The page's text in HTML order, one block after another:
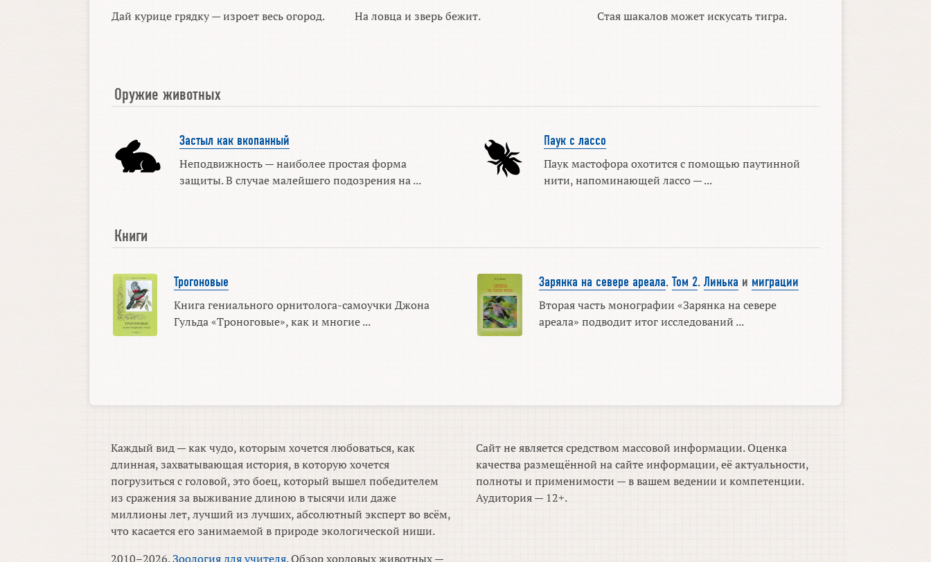
Дай курице грядку — изроет весь огород. На ловца и зверь бежит. Стая шакалов может искусать тигра.
Оружие животных
Застыл как вкопанный
Неподвижность — наиболее простая форма
защиты. В случае малейшего подозрения на ...
Паук с лассо
Паук мастофора охотится с помощью паутинной
нити, напоминающей лассо — ...
Книги
Трогоновые
Книга гениального орнитолога-самоучки Джона
Гульда «Троноговые», как и многие ...
Зарянка на севере ареала. Том 2.Линька и миграции
Вторая часть монографии «Зарянка на севере
ареала» подводит итог исследований ...
Каждый вид — как чудо, которым хочется любоваться, как
длинная, захватывающая история, в которую хочется
погрузиться с головой, это боец, который вышел победителем
из сражения за выживание длиною в тысячи или даже
миллионы лет, лучший из лучших, абсолютный эксперт во всём,
что касается его занимаемой в природе экологической ниши.
Сайт не является средством массовой информации. Оценка
качества размещённой на сайте информации, её актуальности,
полноты и применимости — в вашем ведении и компетенции.
Аудитория — 12+.
2010–2026.Зоология для учителя. Обзор хордовых животных —